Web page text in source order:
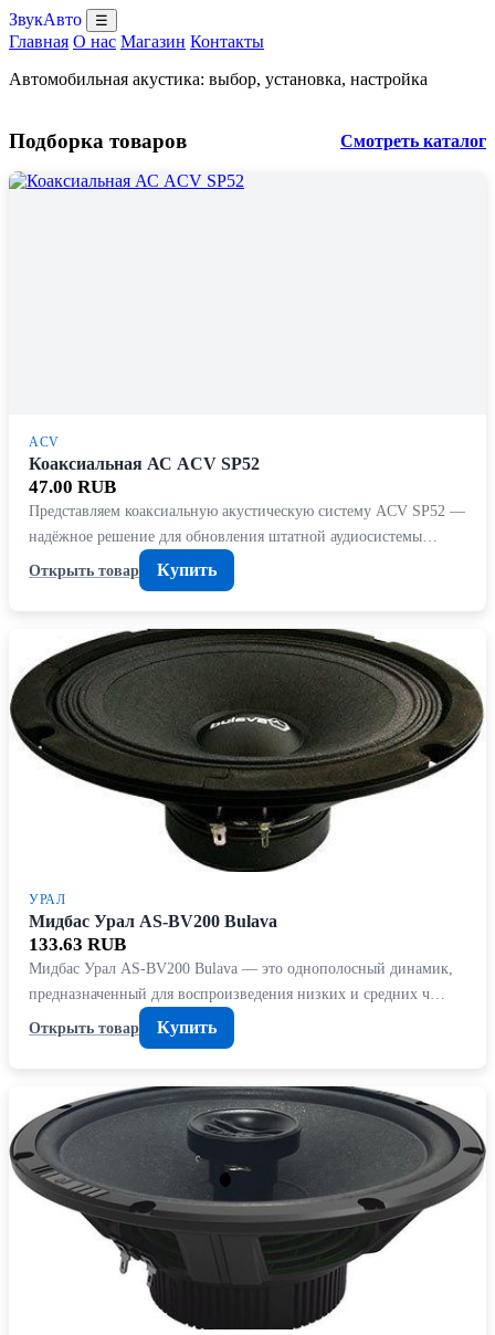
ЗвукАвто ☰
Главная О нас Магазин Контакты
Автомобильная акустика: выбор, установка, настройка
Подборка товаров Смотреть каталог
ACV
Коаксиальная АС ACV SP52
47.00 RUB
Представляем коаксиальную акустическую систему ACV SP52 —
надёжное решение для обновления штатной аудиосистемы…
Открыть товар
Купить
УРАЛ
Мидбас Урал AS-BV200 Bulava
133.63 RUB
Мидбас Урал AS-BV200 Bulava — это однополосный динамик,
предназначенный для воспроизведения низких и средних ч…
Открыть товар
Купить